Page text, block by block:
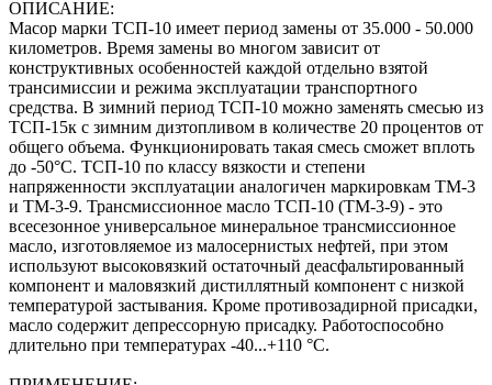
ОПИСАНИЕ:
Масор марки ТСП-10 имеет период замены от 35.000 - 50.000
километров. Время замены во многом зависит от
конструктивных особенностей каждой отдельно взятой
трансимиссии и режима эксплуатации транспортного
средства. В зимний период ТСП-10 можно заменять смесью из
ТСП-15к с зимним дизтопливом в количестве 20 процентов от
общего объема. Функционировать такая смесь сможет вплоть
до -50°С. ТСП-10 по классу вязкости и степени
напряженности эксплуатации аналогичен маркировкам ТМ-3
и ТМ-3-9. Трансмиссионное масло ТСП-10 (ТМ-3-9) - это
всесезонное универсальное минеральное трансмиссионное
масло, изготовляемое из малосернистых нефтей, при этом
используют высоковязкий остаточный деасфальтированный
компонент и маловязкий дистиллятный компонент с низкой
температурой застывания. Кроме противозадирной присадки,
масло содержит депрессорную присадку. Работоспособно
длительно при температурах -40...+110 °С.